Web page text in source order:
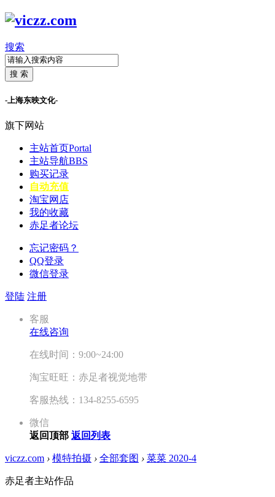
搜索
搜 索
-上海东映文化-
旗下网站
主站首页Portal
主站导航BBS
购买记录
自动充值
淘宝网店
我的收藏
赤足者论坛
忘记密码？
QQ登录
微信登录
登陆 注册
客服
在线咨询
在线时间：9:00~24:00
淘宝旺旺：赤足者视觉地带
客服热线：134-8255-6595
微信
返回顶部 返回列表
viczz.com › 模特拍摄 › 全部套图 › 菜菜 2020-4
赤足者主站作品